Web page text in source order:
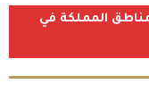
المملكة في